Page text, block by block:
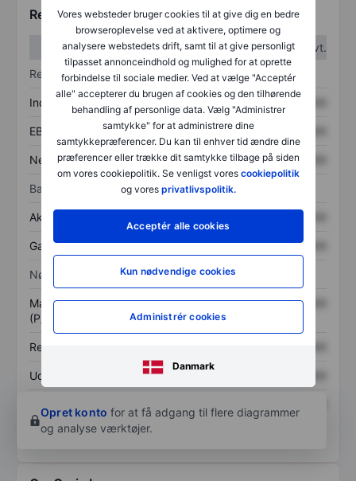
Vores websteder bruger cookies til at give dig en bedre
browseroplevelse ved at aktivere, optimere og
analysere webstedets drift, samt til at give personligt
tilpasset annonceindhold og mulighed for at oprette
forbindelse til sociale medier. Ved at vælge "Acceptér
alle" accepterer du brugen af cookies og den tilhørende
behandling af personlige data. Vælg "Administrer
samtykke" for at administrere dine
samtykkepræferencer. Du kan til enhver tid ændre dine
præferencer eller trække dit samtykke tilbage på siden
om vores cookiepolitik. Se venligst vores cookiepolitik
og vores privatlivspolitik.
Acceptér alle cookies
Kun nødvendige cookies
Administrér cookies
Danmark
Regnskabstal
1. kvt.
2. kvt.
Resultatopgørelse
Indtægter XXXXXXX
EBITDA XXXXXXX
Nettoresultat XXXXXXX XXXXXXX
Balance
Aktiver i alt
Gæld XXXXXXX XXXXXXX
Nøgletal
Markedsværdi/omsætning
(P/S)
XXXXXXX XXXXXXX
Resultat pr. aktie (EPS)
Udbytte pr. aktie
Opret konto for at få adgang til flere diagrammer
og analyse værktøjer.